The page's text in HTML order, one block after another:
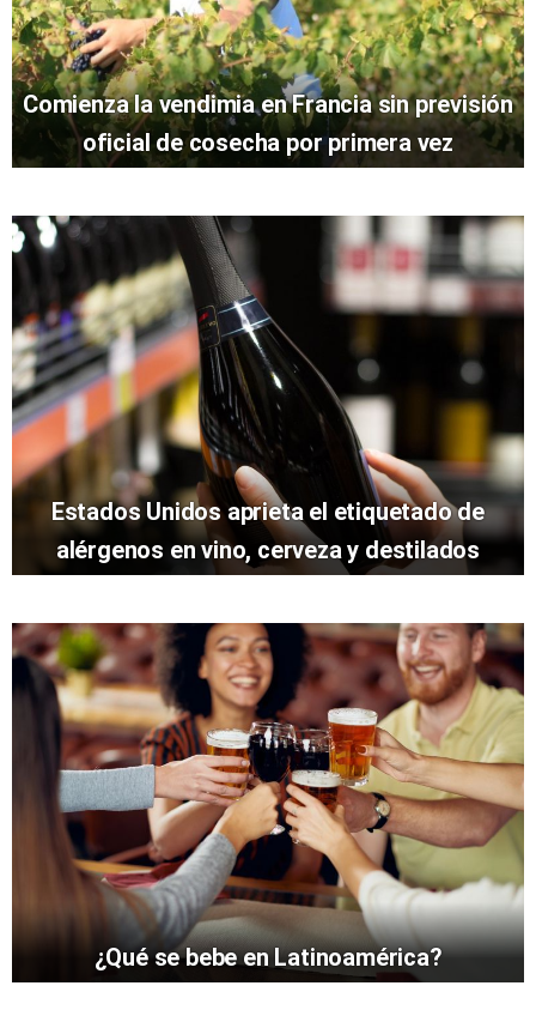
Comienza la vendimia en Francia sin previsión
oficial de cosecha por primera vez
Estados Unidos aprieta el etiquetado de
alérgenos en vino, cerveza y destilados
¿Qué se bebe en Latinoamérica?